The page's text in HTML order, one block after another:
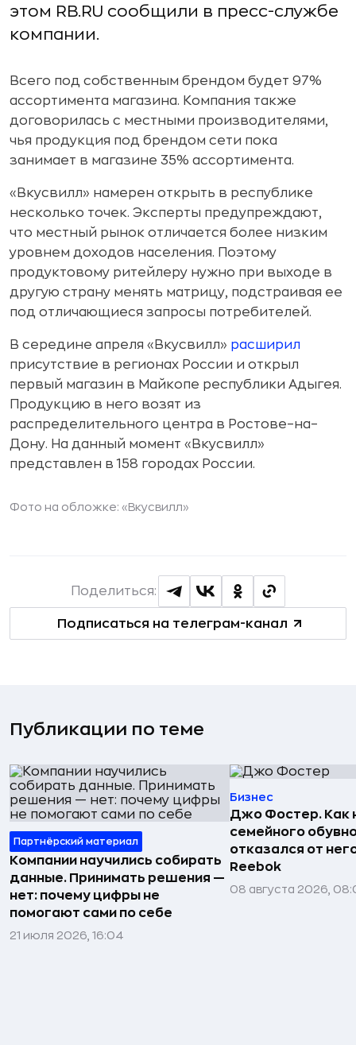
этом RB.RU сообщили в пресс-службе
компании.
Всего под собственным брендом будет 97%
ассортимента магазина. Компания также
договорилась с местными производителями,
чья продукция под брендом сети пока
занимает в магазине 35% ассортимента.
«Вкусвилл» намерен открыть в республике
несколько точек. Эксперты предупреждают,
что местный рынок отличается более низким
уровнем доходов населения. Поэтому
продуктовому ритейлеру нужно при выходе в
другую страну менять матрицу, подстраивая ее
под отличающиеся запросы потребителей.
В середине апреля «Вкусвилл» расширил
присутствие в регионах России и открыл
первый магазин в Майкопе республики Адыгея.
Продукцию в него возят из
распределительного центра в Ростове–на–
Дону. На данный момент «Вкусвилл»
представлен в 158 городах России.
Фото на обложке: «Вкусвилл»
Подписаться на телеграм-канал
Поделиться:
Публикации по теме
Партнёрский материал
Компании научились собирать
данные. Принимать решения —
нет: почему цифры не
помогают сами по себе
21 июля 2026, 16:04
Бизнес
Джо Фостер. Как
семейного
отказался от
Reebok
08 августа 2026,